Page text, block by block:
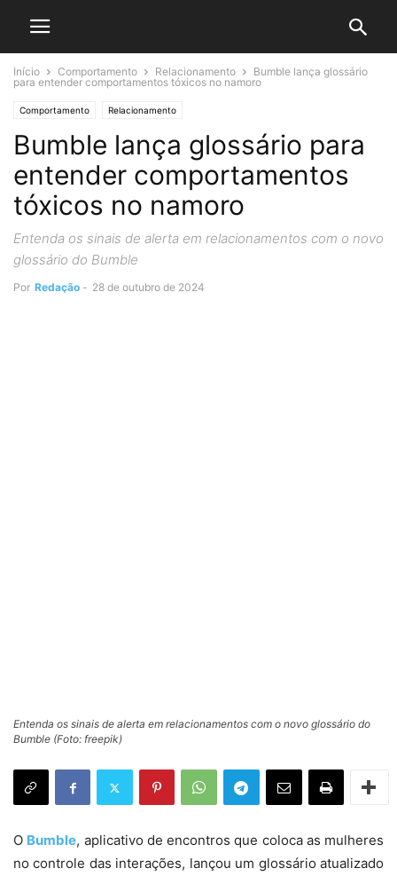
Início Comportamento Relacionamento
Bumble lança glossário
para entender comportamentos tóxicos no namoro
Comportamento Relacionamento
Bumble lança glossário para
entender comportamentos
tóxicos no namoro
Entenda os sinais de alerta em relacionamentos com o novo
glossário do Bumble
Por Redação - 28 de outubro de 2024
Entenda os sinais de alerta em relacionamentos com o novo glossário do
Bumble (Foto: freepik)
O Bumble, aplicativo de encontros que coloca as mulheres
no controle das interações, lançou um glossário atualizado